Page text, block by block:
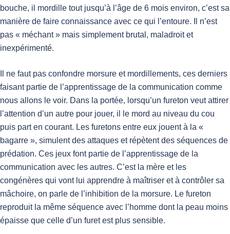
bouche, il mordille tout jusqu’à l’âge de 6 mois environ, c’est sa
manière de faire connaissance avec ce qui l’entoure. Il n’est
pas « méchant » mais simplement brutal, maladroit et
inexpérimenté.
Il ne faut pas confondre morsure et mordillements, ces derniers
faisant partie de l’apprentissage de la communication comme
nous allons le voir. Dans la portée, lorsqu’un fureton veut attirer
l’attention d’un autre pour jouer, il le mord au niveau du cou
puis part en courant. Les furetons entre eux jouent à la «
bagarre », simulent des attaques et répètent des séquences de
prédation. Ces jeux font partie de l’apprentissage de la
communication avec les autres. C’est la mère et les
congénères qui vont lui apprendre à maîtriser et à contrôler sa
mâchoire, on parle de l’inhibition de la morsure. Le fureton
reproduit la même séquence avec l’homme dont la peau moins
épaisse que celle d’un furet est plus sensible.